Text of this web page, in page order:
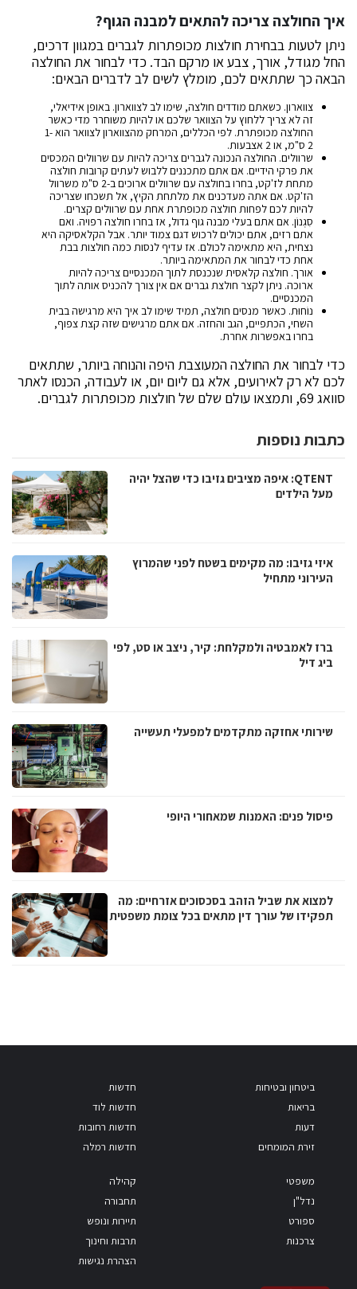
איך החולצה צריכה להתאים למבנה הגוף?
ניתן לטעות בבחירת חולצות מכופתרות לגברים במגוון דרכים,
החל מגודל, אורך, צבע או מרקם הבד. כדי לבחור את החולצה
הבאה כך שתתאים לכם, מומלץ לשים לב לדברים הבאים:
צווארון. כשאתם מודדים חולצה, שימו לב לצווארון. באופן אידיאלי,
זה לא צריך ללחוץ על הצוואר שלכם או להיות משוחרר מדי כאשר
החולצה מכופתרת. לפי הכללים, המרחק מהצווארון לצוואר הוא 1-
2 ס"מ, או 2 אצבעות.
שרוולים. החולצה הנכונה לגברים צריכה להיות עם שרוולים המכסים
את פרקי הידיים. אם אתם מתכננים ללבוש לעתים קרובות חולצה
מתחת לז'קט, בחרו בחולצה עם שרוולים ארוכים ב-2 ס"מ משרוול
הז'קט. אם אתה מעדכנים את מלתחת הקיץ, אל תשכחו שצריכה
להיות לכם לפחות חולצה מכופתרת אחת עם שרוולים קצרים.
סִגְנוֹן. אם אתם בעלי מבנה גוף גדול, אז בחרו חולצה רפויה. ואם
אתם רזים, אתם יכולים לרכוש דגם צמוד יותר. אבל הקלאסיקה היא
נצחית, היא מתאימה לכולם. אז עדיף לנסות כמה חולצות בבת
אחת כדי לבחור את המתאימה ביותר.
אורך. חולצה קלאסית שנכנסת לתוך המכנסיים צריכה להיות
ארוכה. ניתן לקצר חולצת גברים אם אין צורך להכניס אותה לתוך
המכנסיים.
נוֹחוּת. כאשר מנסים חולצה, תמיד שימו לב איך היא מרגישה בבית
השחי, הכתפיים, הגב והחזה. אם אתם מרגישים שזה קצת צפוף,
בחרו באפשרות אחרת.
כדי לבחור את החולצה המעוצבת היפה והנוחה ביותר, שתתאים
לכם לא רק לאירועים, אלא גם ליום יום, או לעבודה, הכנסו לאתר
סוואג 69, ותמצאו עולם שלם של חולצות מכופתרות לגברים.
כתבות נוספות
QTENT: איפה מציבים גזיבו כדי שהצל יהיה
מעל הילדים
איזי גזיבו: מה מקימים בשטח לפני שהמרוץ
העירוני מתחיל
ברז לאמבטיה ולמקלחת: קיר, ניצב או סט, לפי
ביג דיל
שירותי אחזקה מתקדמים למפעלי תעשייה
פיסול פנים: האמנות שמאחורי היופי
למצוא את שביל הזהב בסכסוכים אזרחיים: מה
תפקידו של עורך דין מתאים בכל צומת משפטית
ביטחון ובטיחות
בריאות
דעות
זירת המומחים
חדשות
חדשות לוד
חדשות רחובות
חדשות רמלה
משפטי
נדל"ן
ספורט
צרכנות
קהילה
תחבורה
תיירות ונופש
תרבות וחינוך
הצהרת נגישות